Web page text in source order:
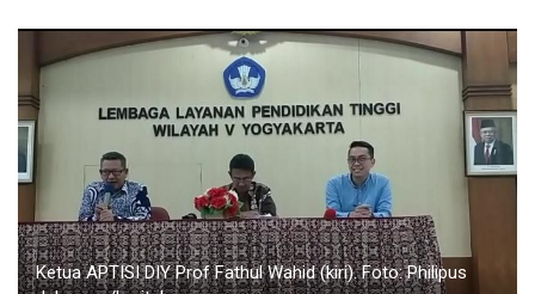
Ketua APTISI DIY Prof Fathul Wahid (kiri). Foto: Philipus